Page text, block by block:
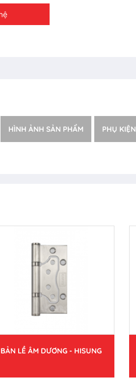
HÌNH ẢNH SẢN PHẨM PHỤ KIỆN
BẢN LỀ ÂM DƯƠNG - HISUNG